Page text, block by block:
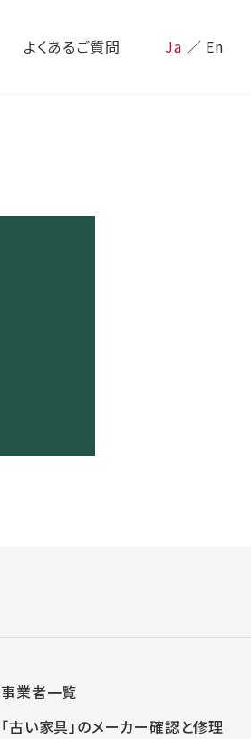
よくあるご質問 Ja ／ En
事業者一覧
「古い家具」のメーカー確認と修理